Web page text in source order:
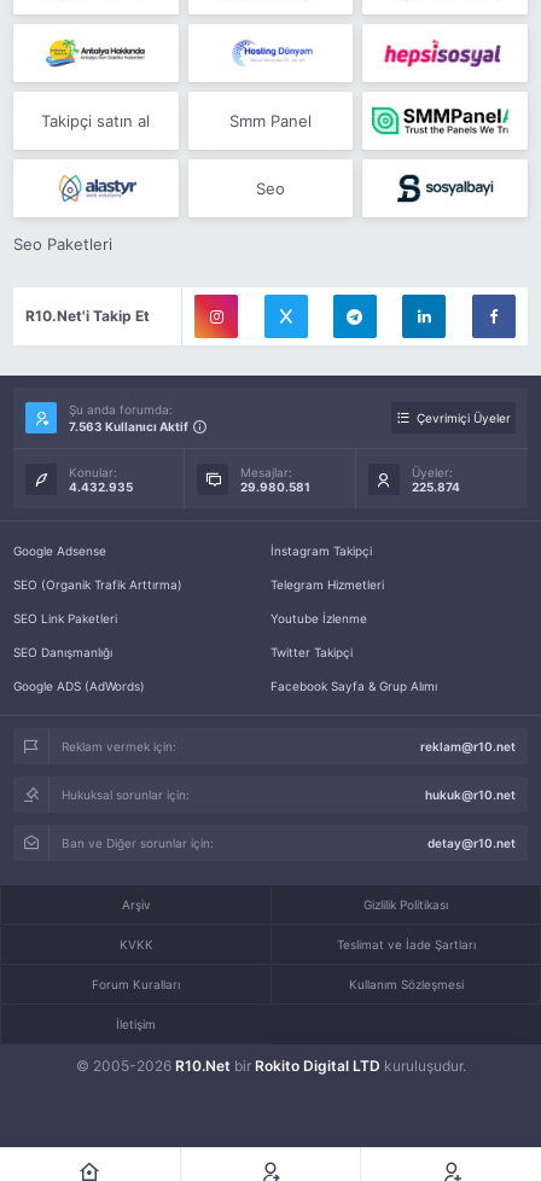
Takipçi satın al Smm Panel
Seo
Seo Paketleri
R10.Net'i Takip Et
Şu anda forumda:
7.563 Kullanıcı Aktif
Çevrimiçi Üyeler
Konular:
4.432.935
Mesajlar:
29.980.581
Üyeler:
225.874
Google Adsense
SEO (Organik Trafik Arttırma)
SEO Link Paketleri
SEO Danışmanlığı
Google ADS (AdWords)
İnstagram Takipçi
Telegram Hizmetleri
Youtube İzlenme
Twitter Takipçi
Facebook Sayfa & Grup Alımı
Reklam vermek için: reklam@r10.net
Hukuksal sorunlar için: hukuk@r10.net
Ban ve Diğer sorunlar için: detay@r10.net
© 2005-2026 R10.Net bir Rokito Digital LTD kuruluşudur.
Arşiv Gizlilik Politikası
KVKK Teslimat ve İade Şartları
Forum Kuralları Kullanım Sözleşmesi
İletişim